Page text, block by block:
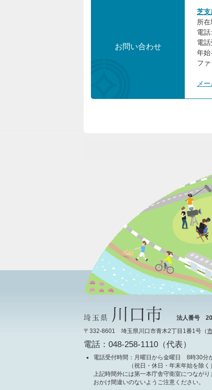
お問い合わせ
芝支
所
電
電
年始
フ
メ
法人番号
〒332-8601 埼玉県川口市青木2丁目1番1号（
電話：048-258-1110（代表）
電話受付時間 ：月曜日から金曜日 8時30分
（祝日・休日・年末年始を除く）
上記時間外には第一本庁舎守衛室につなが
おかけ間違いのないようご注意ください。